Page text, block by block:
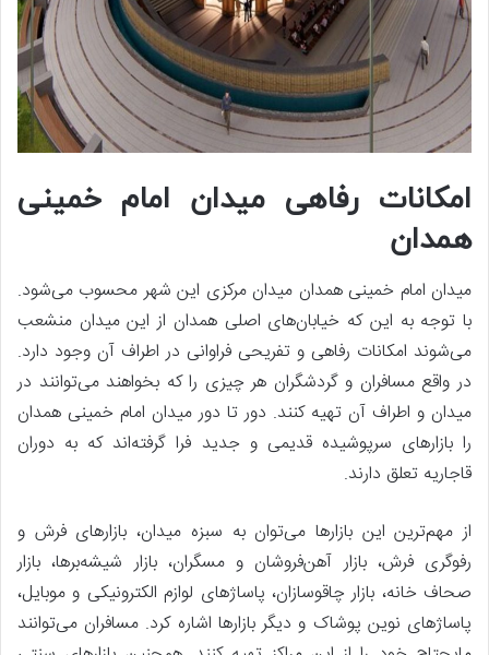
امکانات رفاهی میدان امام خمینی
همدان
میدان امام خمینی همدان میدان مرکزی این شهر محسوب می‌شود.
با توجه به این که خیابان‌های اصلی همدان از این میدان منشعب
می‌شوند امکانات رفاهی و تفریحی فراوانی در اطراف آن وجود دارد.
در واقع مسافران و گردشگران هر چیزی را که بخواهند می‌توانند در
میدان و اطراف آن تهیه کنند. دور تا دور میدان امام خمینی همدان
را بازارهای سرپوشیده قدیمی و جدید فرا گرفته‌اند که به دوران
قاجاریه تعلق دارند.
از مهم‌ترین این بازارها می‌توان به سبزه میدان، بازارهای فرش و
رفوگری فرش، بازار آهن‌فروشان و مسگران، بازار شیشه‌برها، بازار
صحاف خانه، بازار چاقوسازان، پاساژهای لوازم الکترونیکی و موبایل،
پاساژهای نوین پوشاک و دیگر بازارها اشاره کرد. مسافران می‌توانند